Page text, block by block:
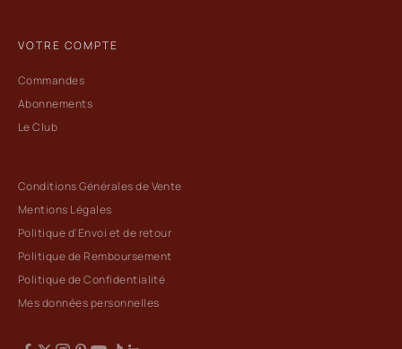
VOTRE COMPTE
Commandes
Abonnements
Le Club
Conditions Générales de Vente
Mentions Légales
Politique d'Envoi et de retour
Politique de Remboursement
Politique de Confidentialité
Mes données personnelles